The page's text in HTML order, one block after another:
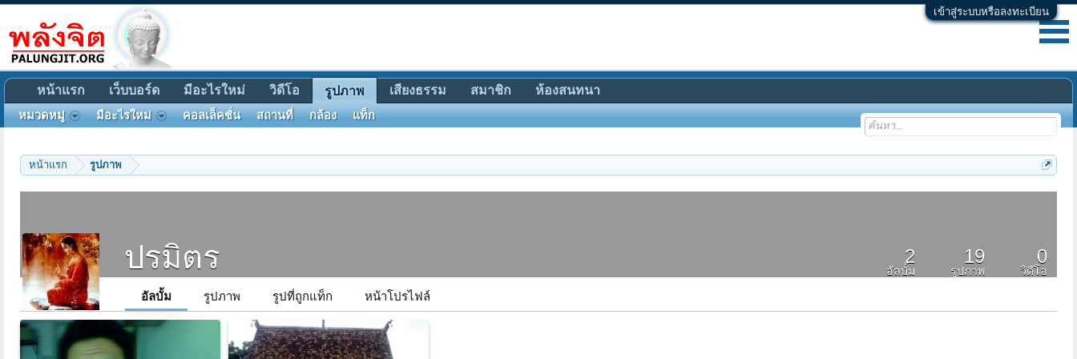
เข้าสู่ระบบหรือลงทะเบียน
หน้าแรก รูปภาพ
ปรมิตร 2
อัลบั้ม
19
รูปภาพ
0
วิดีโอ
อัลบั้ม รูปภาพ รูปที่ถูกแท็ก หน้าโปรไฟล์
หน้าแรก เว็บบอร์ด มีอะไรใหม่ วิดีโอ รูปภาพ
หมวดหมู่ มีอะไรใหม่ คอลเล็คชั่น สถานที่ กล้อง แท็ก
เสียงธรรม สมาชิก ห้องสนทนา